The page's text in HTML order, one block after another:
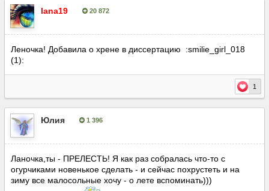
lana19 20 872
Леночка! Добавила о хрене в диссертацию :smilie_girl_018
(1):
1
Юлия 1 396
Ланочка,ты - ПРЕЛЕСТЬ! Я как раз собралась что-то с
огурчиками новенькое сделать - и сейчас похрустеть и на
зиму все малосольные хочу - о лете вспоминать)))